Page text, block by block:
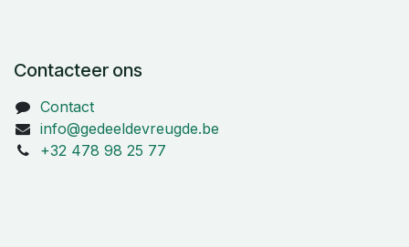
Contacteer ons
Contact
info@gedeeldevreugde.be
+32 478 98 25 77